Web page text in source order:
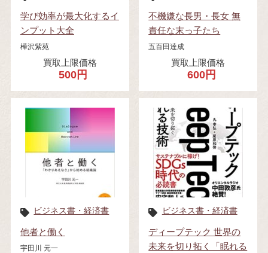
学び効率が最大化するイ
ンプット大全
樺沢紫苑
買取上限価格
500円
不機嫌な長男・長女 無
責任な末っ子たち
五百田達成
買取上限価格
600円
ビジネス書・経済書
他者と働く
宇田川 元一
ビジネス書・経済書
ディープテック 世界の
未来を切り拓く「眠れる